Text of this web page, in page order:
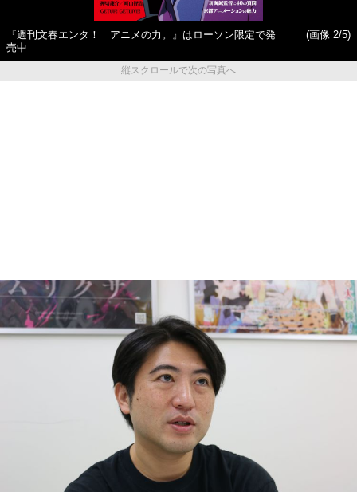
『週刊文春エンタ！ アニメの力。』はローソン限定で発
売中
(画像 2/5)
縦スクロールで次の写真へ